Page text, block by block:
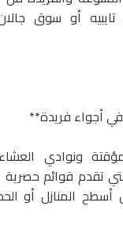
أو سوق
ونوادي
تقدم قوائم حصرية
المنازل أو